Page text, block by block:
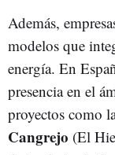
Además,
modelos que
energía. En
presencia en el
proyectos como
Cangrejo (El